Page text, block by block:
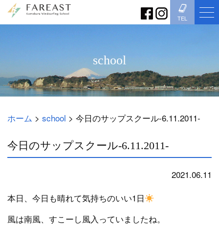
TEL
school
ホーム > school > 今日のサップスクール-6.11.2011-
今日のサップスクール-6.11.2011-
2021.06.11
本日、今日も晴れて気持ちのいい1日
風は南風、すこーし風入っていましたね。